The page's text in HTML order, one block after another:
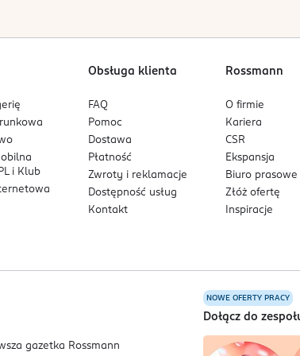
kontaktu ze skórą.
i Klub
Obsługa klienta
FAQ
Pomoc
Dostawa
Płatność
Zwroty i reklamacje
Dostępność usług
Kontakt
Rossmann
O firmie
Kariera
CSR
Ekspansja
Biuro prasowe
Złóż ofertę
Inspiracje
NOWE OFERTY PRACY
Dołącz do